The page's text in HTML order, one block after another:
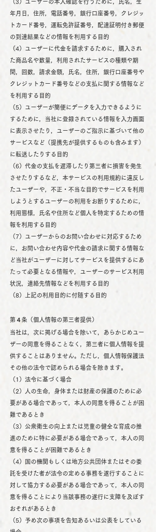
（3）ユーザーの本人確認を行うために，氏名，生
年月日，住所，電話番号，銀行口座番号，クレジッ
トカード番号，運転免許証番号，配達証明付き郵便
の到達結果などの情報を利用する目的
（4）ユーザーに代金を請求するために，購入され
た商品名や数量，利用されたサービスの種類や期
間，回数，請求金額，氏名，住所，銀行口座番号や
クレジットカード番号などの支払に関する情報など
を利用する目的
（5）ユーザーが簡便にデータを入力できるように
するために，当社に登録されている情報を入力画面
に表示させたり，ユーザーのご指示に基づいて他の
サービスなど（提携先が提供するものも含みます）
に転送したりする目的
（6）代金の支払を遅滞したり第三者に損害を発生
させたりするなど，本サービスの利用規約に違反し
たユーザーや，不正・不当な目的でサービスを利用
しようとするユーザーの利用をお断りするために，
利用態様，氏名や住所など個人を特定するための情
報を利用する目的
（7）ユーザーからのお問い合わせに対応するため
に，お問い合わせ内容や代金の請求に関する情報な
ど当社がユーザーに対してサービスを提供するにあ
たって必要となる情報や，ユーザーのサービス利用
状況，連絡先情報などを利用する目的
（8）上記の利用目的に付随する目的
第４条（個人情報の第三者提供）
当社は，次に掲げる場合を除いて，あらかじめユー
ザーの同意を得ることなく，第三者に個人情報を提
供することはありません。ただし，個人情報保護法
その他の法令で認められる場合を除きます。
（1）法令に基づく場合
（2）人の生命，身体または財産の保護のために必
要がある場合であって，本人の同意を得ることが困
難であるとき
（3）公衆衛生の向上または児童の健全な育成の推
進のために特に必要がある場合であって，本人の同
意を得ることが困難であるとき
（4）国の機関もしくは地方公共団体またはその委
託を受けた者が法令の定める事務を遂行することに
対して協力する必要がある場合であって，本人の同
意を得ることにより当該事務の遂行に支障を及ぼす
おそれがあるとき
（5）予め次の事項を告知あるいは公表をしている